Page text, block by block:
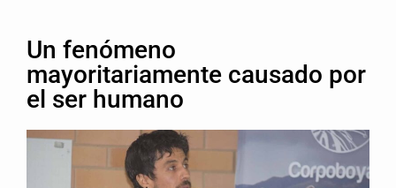
Un fenómeno
mayoritariamente causado por
el ser humano